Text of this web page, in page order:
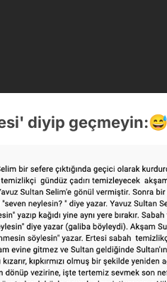
diyip geçmeyin:😅